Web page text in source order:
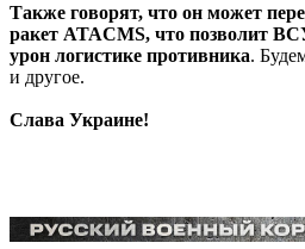
Также говорят, что он может
ракет ATACMS, что позволит
урон логистике противника.
и другое.
Слава Украине!